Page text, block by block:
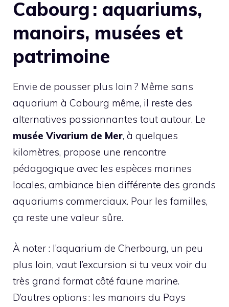
Cabourg : aquariums,
manoirs, musées et
patrimoine
Envie de pousser plus loin ? Même sans
aquarium à Cabourg même, il reste des
alternatives passionnantes tout autour. Le
musée Vivarium de Mer, à quelques
kilomètres, propose une rencontre
pédagogique avec les espèces marines
locales, ambiance bien différente des grands
aquariums commerciaux. Pour les familles,
ça reste une valeur sûre.
À noter : l’aquarium de Cherbourg, un peu
plus loin, vaut l’excursion si tu veux voir du
très grand format côté faune marine.
D’autres options : les manoirs du Pays